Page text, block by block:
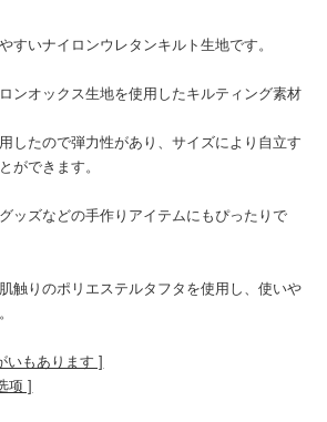
すいナイロンウレタンキルト生地です。
ンオックス生地を使用したキルティング素材
したので弾力性があり、サイズにより自立す
ができます。
ッズなどの手作りアイテムにもぴったりで
触りのポリエステルタフタを使用し、使いや
いもあります ]
项 ]